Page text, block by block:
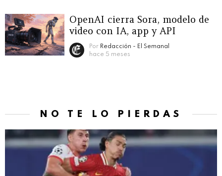
OpenAI cierra Sora, modelo de
video con IA, app y API
Por Redacción - El Semanal
hace 5 meses
NO TE LO PIERDAS